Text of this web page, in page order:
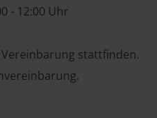
- 12:00 Uhr
stattfinden.